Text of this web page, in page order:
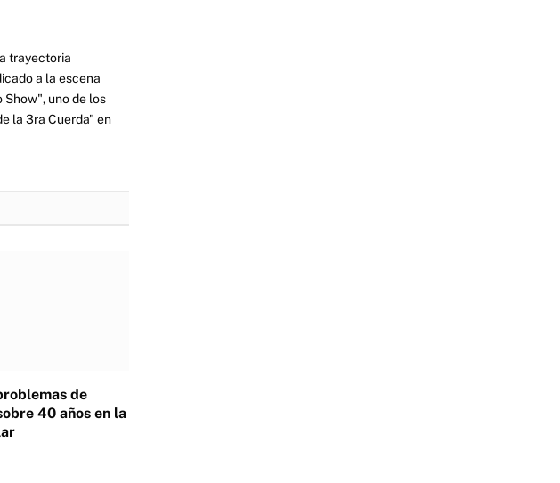
trayectoria
a la escena
Show", uno de los
la 3ra Cuerda" en
de
40 años en la